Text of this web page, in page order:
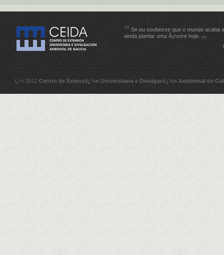
Se eu soubesse que o mundo acaba
ainda plantar uma Ã¡rvore hoje.
ï¿½ 2012Centro de Extensiï¿½n Universitaria e Divulgaciï¿½n Ambiental de